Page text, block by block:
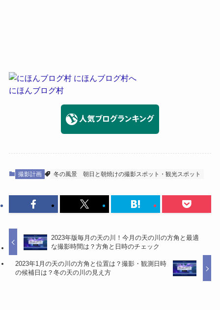
にほんブログ村
撮影計画 冬の風景 朝日と朝焼けの撮影スポット・観光スポット
2023年版毎月の天の川！今月の天の川の方角と最適
な撮影時間は？方角と日時のチェック
2023年1月の天の川の方角と位置は？撮影・観測日時
の候補日は？冬の天の川の見え方